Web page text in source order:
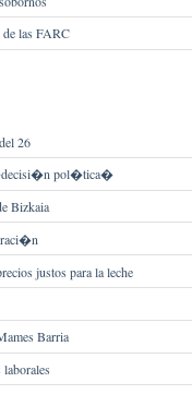
las FARC
26
�decisi�n pol�tica�
Bizkaia
justos para la leche
Barria